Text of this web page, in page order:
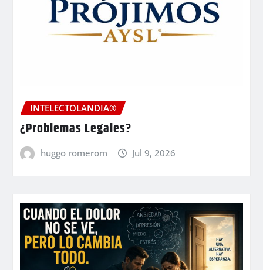
INTELECTOLANDIA®
¿Problemas Legales?
huggo romerom Jul 9, 2026